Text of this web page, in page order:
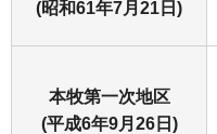
(昭和61年7月21日)
本牧第一次地区
(平成6年9月26日)